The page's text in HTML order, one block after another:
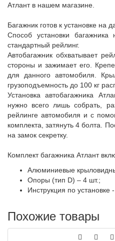
Атлант в нашем магазине.
Багажник готов к установке на
Способ установки
стандартный рейлинг.
Автобагажник обхватывает
стороны и зажимает его.
для данного автомобиля.
грузоподъемность до 100 кг
Установка автобагажника
нужно всего лишь собрать,
рейлинге автомобиля и с
комплекта, затянуть 4 болта.
на замок секретку.
Комплект багажника Атлант
Алюминиевые
Опоры (тип D) – 4 шт.;
Инструкция по установке
Похожие товары